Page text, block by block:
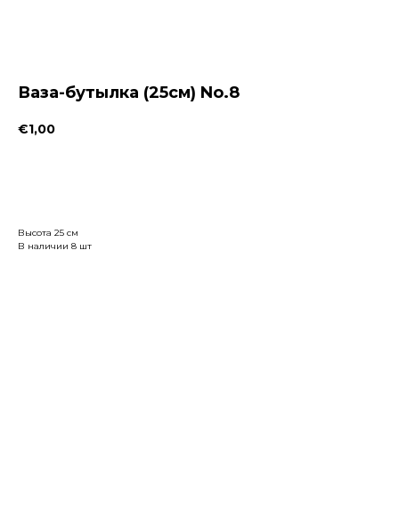
Ваза-бутылка (25cм) No.8
€1,00
Высота 25 см
В наличии 8 шт